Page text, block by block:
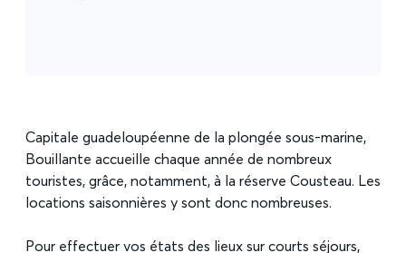
Capitale guadeloupéenne de la plongée sous-marine,
Bouillante accueille chaque année de nombreux
touristes, grâce, notamment, à la réserve Cousteau. Les
locations saisonnières y sont donc nombreuses.
Pour effectuer vos états des lieux sur courts séjours,